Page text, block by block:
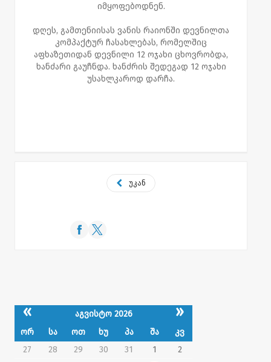
« აგვისტო 2026 »
ორ სა ოთ ხუ პა შა
კვ
27
28 29 30 31 1
2
იმყოფებოდნენ.
დღეს, გამთენიისას ვანის რაიონში დევნილთა
კომპაქტურ ჩასახლებას, რომელშიც
აფხაზეთიდან დევნილი 12 ოჯახი ცხოვრობდა,
ხანძარი გაუჩნდა. ხანძრის შედეგად 12 ოჯახი
უსახლკაროდ დარჩა.
უკან